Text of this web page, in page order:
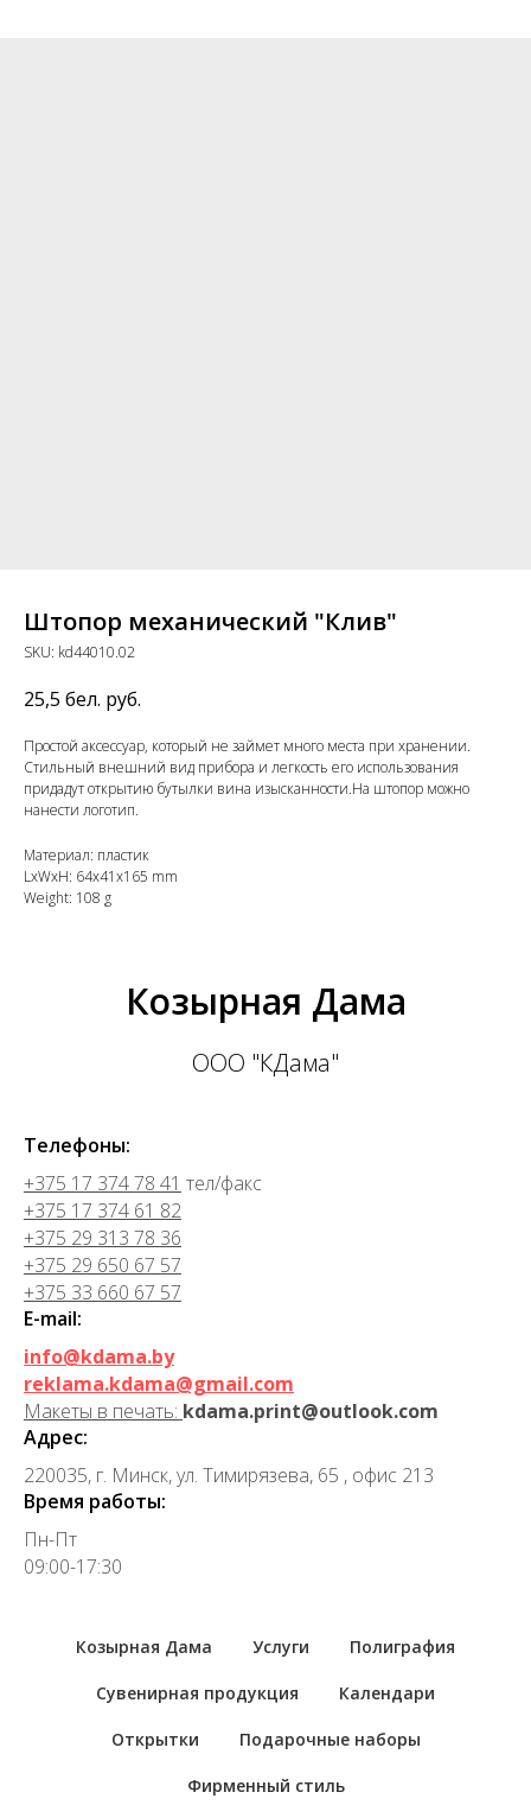
Штопор механический "Клив"
SKU: kd44010.02
25,5 бел. руб.
Простой аксессуар, который не займет много места при хранении.
Стильный внешний вид прибора и легкость его использования
придадут открытию бутылки вина изысканности.На штопор можно
нанести логотип.
Материал: пластик
LxWxH: 64x41x165 mm
Weight: 108 g
Козырная Дама
ООО "КДама"
Телефоны:
+375 17 374 78 41 тел/факс
+375 17 374 61 82
+375 29 313 78 36
+375 29 650 67 57
+375 33 660 67 57
E-mail:
info@kdama.by
reklama.kdama@gmail.com
Макеты в печать: kdama.print@outlook.com
Адрес:
220035, г. Минск, ул. Тимирязева, 65 , офис 213
Время работы:
Пн-Пт
09:00-17:30
Козырная Дама Услуги Полиграфия
Сувенирная продукция Календари
Открытки Подарочные наборы
Фирменный стиль